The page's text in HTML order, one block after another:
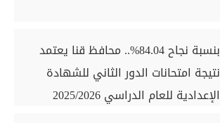
بنسبة نجاح 84.04%.. محافظ قنا يعتمد
نتيجة امتحانات الدور الثاني للشهادة
الإعدادية للعام الدراسي 2025/2026